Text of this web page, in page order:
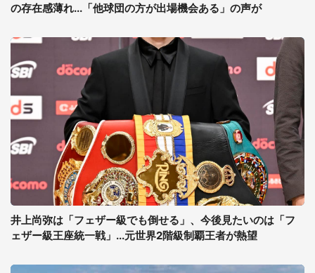
の存在感薄れ...「他球団の方が出場機会ある」の声が
井上尚弥は「フェザー級でも倒せる」、今後見たいのは「フ
ェザー級王座統一戦」...元世界2階級制覇王者が熱望